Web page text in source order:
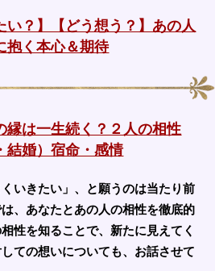
い？】【どう想う？】あの人
抱く本心＆期待
縁は一生続く？２人の相性
結婚）宿命・感情
いきたい」、と願うのは当たり前
、あなたとあの人の相性を徹底的
性を知ることで、新たに見えてく
ての想いについても、お話させて